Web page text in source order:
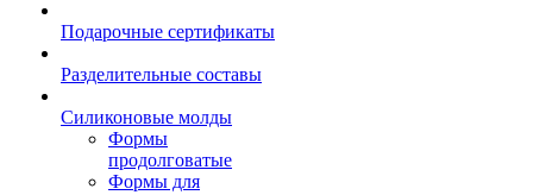
Подарочные сертификаты
Разделительные составы
Силиконовые молды
Формы
продолговатые
Формы для